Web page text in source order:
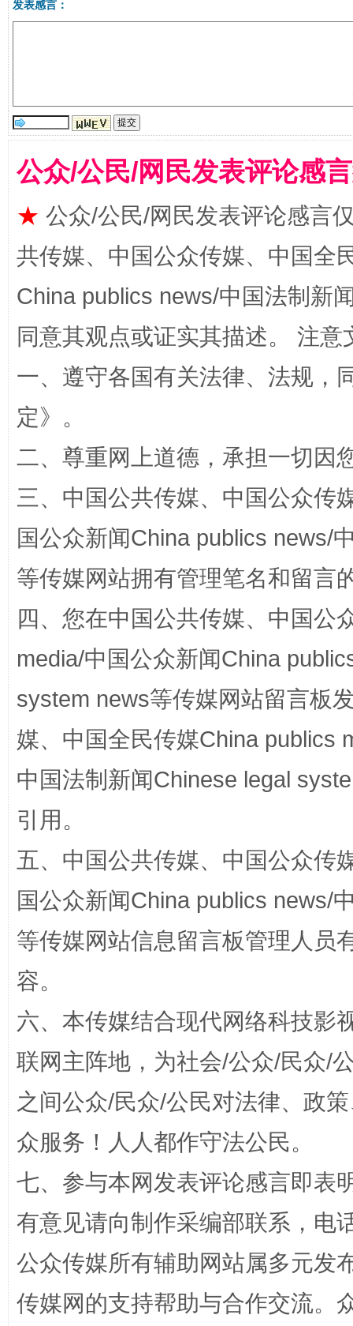
揭批美国五大"原罪" "炒
解纷+调解+退费，一次搞定
站台名比不上好声名
漫山遍野的桃花与雪山、麦地、白藏房 除
招工难、用工荒背后
网上购药对药下症？
发表感言：
公众/公民/网民发表评论感
★ 公众/公民/网民发表评论感言
共传媒、中国公众传媒、中国全
China publics news/中国法制新
同意其观点或证实其描述。 注
一、遵守各国有关法律、法规，
定》。
二、尊重网上道德，承担一切因
三、中国公共传媒、中国公众传
国公众新闻China publics news/
等传媒网站拥有管理笔名和留言
四、您在中国公共传媒、中国公
media/中国公众新闻China
system news等传媒网站留言板
媒、中国全民传媒China publics
中国法制新闻Chinese legal
引用。
五、中国公共传媒、中国公众传
国公众新闻China publics news/
等传媒网站信息留言板管理人员
容。
六、本传媒结合现代网络科技影
联网主阵地，为社会/公众/民众/
之间公众/民众/公民对法律、政
众服务！人人都作守法公民。
七、参与本网发表评论感言即表
有意见请向制作采编部联系，电
公众传媒所有辅助网站属多元发
传媒网的支持帮助与合作交流。